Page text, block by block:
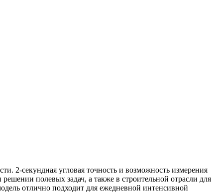
2-секундная угловая точность и возможность измерения
полевых задач, а также в строительной отрасли для
отлично подходит для ежедневной интенсивной